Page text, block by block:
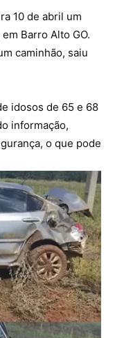
10 de abril um
Barro Alto GO.
caminhão, saiu
idosos de 65 e 68
informação,
o que pode